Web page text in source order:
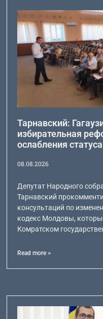
Тарнавский:
избирательная
ослабления
08.08.2026
Депутат Народного
Тарнавский
консультаций по
кодекс Молдовы,
Комратском
Read more >